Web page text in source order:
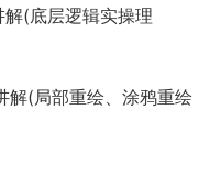
(底层逻辑实操理
解(局部重绘、涂鸦重绘